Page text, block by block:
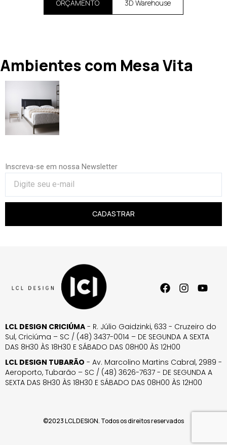
ORÇAMENTO 3D Warehouse
Ambientes com Mesa Vita
Inscreva-se em nossa Newsletter
CADASTRAR
LCL DESIGN CRICIÚMA - R. Júlio Gaidzinki, 633 - Cruzeiro do
Sul, Criciúma – SC / (48) 3437-0014 – DE SEGUNDA A SEXTA
DAS 8H30 ÀS 18H30 E SÁBADO DAS 08H00 ÀS 12H00
LCL DESIGN TUBARÃO - Av. Marcolino Martins Cabral, 2989 -
Aeroporto, Tubarão – SC / (48) 3626-7637 - DE SEGUNDA A
SEXTA DAS 8H30 ÀS 18H30 E SÁBADO DAS 08H00 ÀS 12H00
©2023 LCL DESIGN. Todos os direitos reservados